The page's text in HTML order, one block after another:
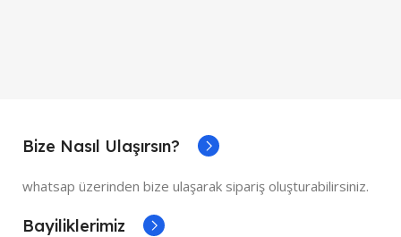
Bize Nasıl Ulaşırsın?
whatsap üzerinden bize ulaşarak sipariş oluşturabilirsiniz.
Bayiliklerimiz